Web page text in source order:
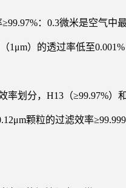
：0.3微米是空气
1μm）的透过率低至
率划分，H13（≥99.97%）
颗粒的过滤效率